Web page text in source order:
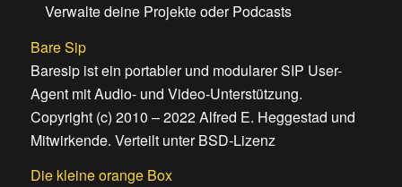
Verwalte deine Projekte oder Podcasts
Bare Sip
Baresip ist ein portabler und modularer SIP User-
Agent mit Audio- und Video-Unterstützung.
Copyright (c) 2010 – 2022 Alfred E. Heggestad und
Mitwirkende. Verteilt unter BSD-Lizenz
Die kleine orange Box